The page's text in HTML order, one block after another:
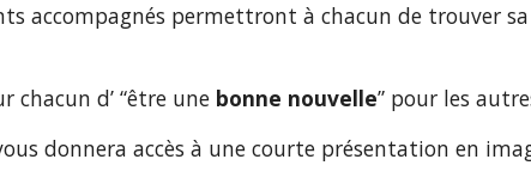
accompagnés permettront à chacun de trouver sa
chacun d’ “être une bonne nouvelle” pour les
donnera accès à une courte présentation en